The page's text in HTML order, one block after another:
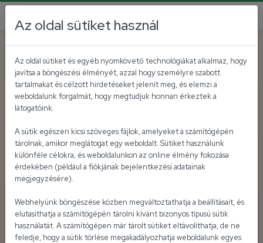
Az oldal sütiket használ
Az oldal sütiket és egyéb nyomkövető technológiákat alkalmaz, hogy
javítsa a böngészési élményét, azzal hogy személyre szabott
tartalmakat és célzott hirdetéseket jelenít meg, és elemzi a
weboldalunk forgalmát, hogy megtudjuk honnan érkeztek a
látogatóink.
A sütik egészen kicsi szöveges fájlok, amelyeket a számítógépén
tárolnak, amikor meglátogat egy weboldalt. Sütiket használunk
különféle célokra, és weboldalunkon az online élmény fokozása
érdekében (például a fiókjának bejelentkezési adatainak
megjegyzésére).
Webhelyünk böngészése közben megváltoztathatja a beállításait, és
elutasíthatja a számítógépén tárolni kívánt bizonyos típusú sütik
használatát. A számítógépen már tárolt sütiket eltávolíthatja, de ne
feledje, hogy a sütik törlése megakadályozhatja weboldalunk egyes